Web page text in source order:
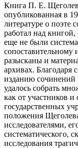
Книга П. Е.
опубликованная в
литературе о поэте
работал над
еще не были
сопоставительному
разысканы и
архивах. Благодаря
изданию сочинений
удалось собрать
как от участников
государственных
положения
исследователями,
систематического,
исследования